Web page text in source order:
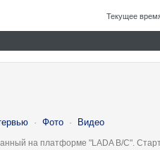
Текущее
· Фото · Видео
на платформе "LADA B/C".